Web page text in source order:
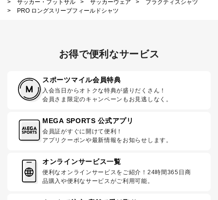
>
サッカー・フットサル > サッカーウェア >
プラクティスシャツ
>
PRO ロングスリーブフィールドシャツ
お得で便利なサービス
スポーツマイル会員特典
入会当日からオトクな特典が盛りだくさん！
会員さま限定のキャンペーンもお見逃しなく。
MEGA SPORTS 公式アプリ
会員証がすぐに開けて便利！
アプリクーポンや最新情報をお知らせします。
オンラインサービス一覧
便利なオンラインサービスをご紹介！24時間365日商
品購入や便利なサービスがご利用可能。